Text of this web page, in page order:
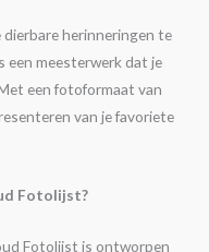
dierbare herinneringen te
een meesterwerk dat je
een fotoformaat van
van je favoriete
Fotolijst?
Fotolijst is ontworpen